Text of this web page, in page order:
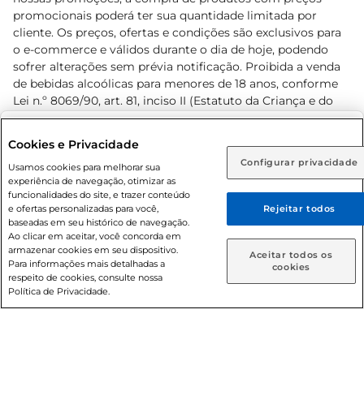
Rio de Janeiro (RJ) Goiás (GO)
Ou
Caso queira comprar online, informe como deseja receber
suas compras:
Entrega em casa Retire em Loja
promocionais poderá ter sua quantidade limitada por
cliente. Os preços, ofertas e condições são exclusivos para
o e-commerce e válidos durante o dia de hoje, podendo
sofrer alterações sem prévia notificação. Proibida a venda
de bebidas alcoólicas para menores de 18 anos, conforme
Lei n.º 8069/90, art. 81, inciso II (Estatuto da Criança e do
Adolescente). Preços e condições exclusivos para o
prévio. O valor mínimo para as compras on-line é de R$
80,00.
© 2026 Copyright. Todos os direitos
reservados Prezunic.
Cookies e Privacidade
Usamos cookies para melhorar sua
experiência de navegação, otimizar as
funcionalidades do site, e trazer conteúdo
e ofertas personalizadas para você,
baseadas em seu histórico de navegação.
Ao clicar em aceitar, você concorda em
armazenar cookies em seu dispositivo.
Para informações mais detalhadas a
respeito de cookies, consulte nossa
Política de Privacidade.
Configurar privacidade
Rejeitar todos
Aceitar todos os
cookies